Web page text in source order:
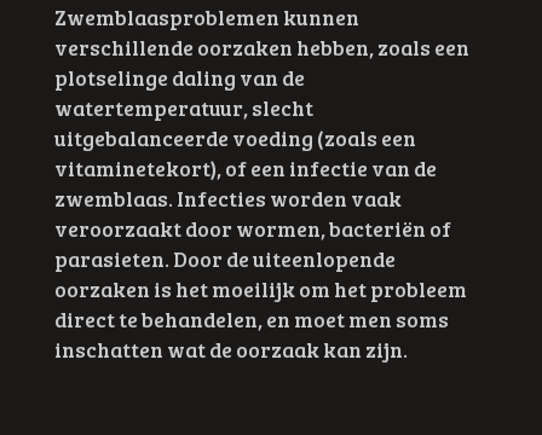
Zwemblaasproblemen kunnen
verschillende oorzaken hebben, zoals een
plotselinge daling van de
watertemperatuur, slecht
uitgebalanceerde voeding (zoals een
vitaminetekort), of een infectie van de
zwemblaas. Infecties worden vaak
veroorzaakt door wormen, bacteriën of
parasieten. Door de uiteenlopende
oorzaken is het moeilijk om het probleem
direct te behandelen, en moet men soms
inschatten wat de oorzaak kan zijn.